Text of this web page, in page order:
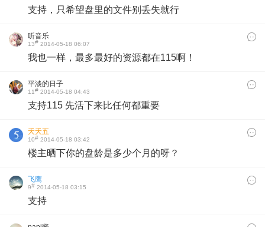
支持，只希望盘里的文件别丢失就行
听音乐
13# 2014-05-18 06:07
我也一样，最多最好的资源都在115啊！
平淡的日子
11# 2014-05-18 04:43
支持115 先活下来比任何都重要
夭夭五
10# 2014-05-18 03:42
楼主晒下你的盘龄是多少个月的呀？
飞鹰
9# 2014-05-18 03:15
支持